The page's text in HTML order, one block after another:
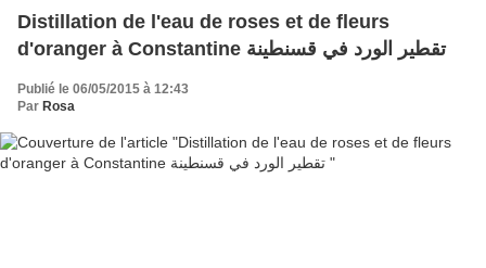
Distillation de l'eau de roses et de fleurs
d'oranger à Constantine تقطير الورد في قسنطينة
Publié le 06/05/2015 à 12:43
Par Rosa